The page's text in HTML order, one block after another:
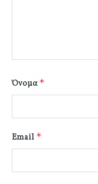
Όνομα*
Email *